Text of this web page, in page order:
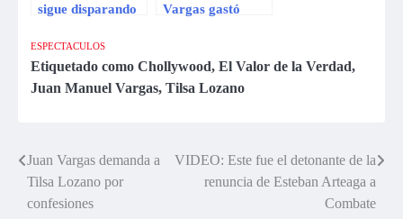
sigue disparando
Manuel Vargas
Vargas gastó
ESPECTACULOS
Etiquetado como Chollywood, El Valor de la Verdad,
Juan Manuel Vargas, Tilsa Lozano
Navegación
de
Juan Vargas demanda a
Tilsa Lozano por
confesiones
VIDEO: Este fue el detonante de la
renuncia de Esteban Arteaga a
Combate